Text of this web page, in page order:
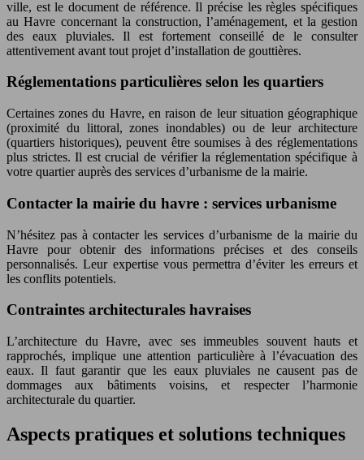
ville, est le document de référence. Il précise les règles spécifiques
au Havre concernant la construction, l’aménagement, et la gestion
des eaux pluviales. Il est fortement conseillé de le consulter
attentivement avant tout projet d’installation de gouttières.
Réglementations particulières selon les quartiers
Certaines zones du Havre, en raison de leur situation géographique
(proximité du littoral, zones inondables) ou de leur architecture
(quartiers historiques), peuvent être soumises à des réglementations
plus strictes. Il est crucial de vérifier la réglementation spécifique à
votre quartier auprès des services d’urbanisme de la mairie.
Contacter la mairie du havre : services urbanisme
N’hésitez pas à contacter les services d’urbanisme de la mairie du
Havre pour obtenir des informations précises et des conseils
personnalisés. Leur expertise vous permettra d’éviter les erreurs et
les conflits potentiels.
Contraintes architecturales havraises
L’architecture du Havre, avec ses immeubles souvent hauts et
rapprochés, implique une attention particulière à l’évacuation des
eaux. Il faut garantir que les eaux pluviales ne causent pas de
dommages aux bâtiments voisins, et respecter l’harmonie
architecturale du quartier.
Aspects pratiques et solutions techniques